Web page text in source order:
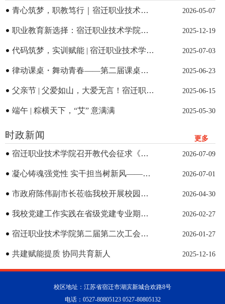
青心筑梦，职教笃行｜宿迁职业技术学
院第三届职业教育活动月启动会圆满召开
2026-05-07
职业教育新选择：宿迁职业技术学院三
大优势助你高薪就业
2025-12-19
代码筑梦，实训赋能 | 宿迁职业技术学院
信息科技学院计算机专业实训周圆满收
2025-07-03
律动课桌・舞动青春——第二届课桌舞
比赛邀你共舞
2025-06-23
父亲节 | 父爱如山，大爱无言！宿迁职业
技术学院祝愿天下父亲节日快乐
2025-06-15
端午 | 粽横天下，“艾” 意满满 2025-05-30
时政新闻 更多
​宿迁职业技术学院召开教代会征求《宿
迁职业技术学院章程（草案）》意见
2026-07-09
凝心铸魂强党性 实干担当树新风——开
展“七一”专题党课暨评优表彰活动
2026-07-01
市政府陈伟副市长莅临我校开展校园安
全工作检查
2026-04-30
我校党建工作实践在省级党建专业期刊
刊发
2026-02-27
宿迁职业技术学院第二届第二次工会会
员暨教职工代表大会胜利召开
2026-01-27
共建赋能提质 协同共育新人 2025-12-16
校区地址：江苏省宿迁市湖滨新城合欢路8号
电话：0527-80805123 0527-80805132